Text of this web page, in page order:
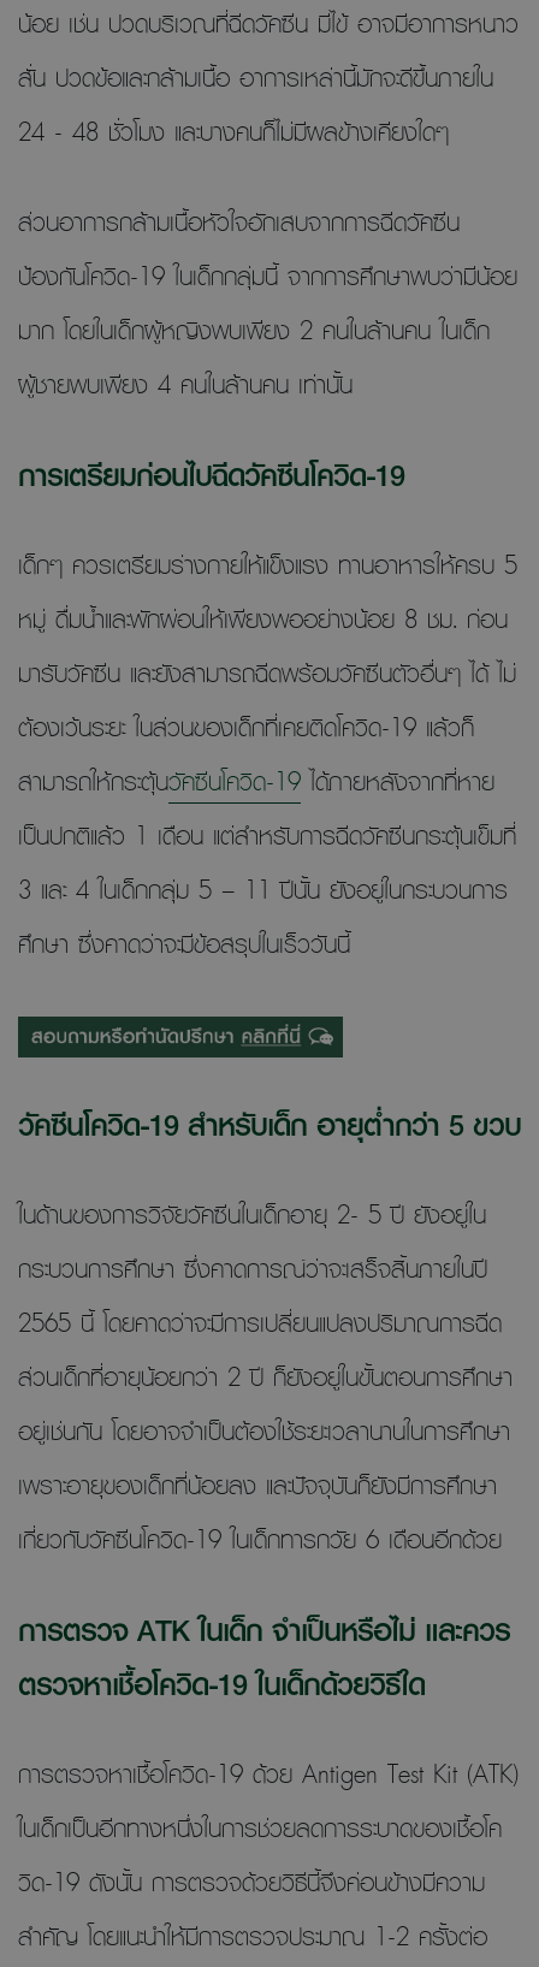
น้อย เช่น ปวดบริเวณที่ฉีดวัคซีน มีไข้ อาจมีอาการหนาว
สั่น ปวดข้อและกล้ามเนื้อ อาการเหล่านี้มักจะดีขึ้นภายใน
24 - 48 ชั่วโมง และบางคนก็ไม่มีผลข้างเคียงใดๆ
ส่วนอาการกล้ามเนื้อหัวใจอักเสบจากการฉีดวัคซีน
ป้องกันโควิด-19 ในเด็กกลุ่มนี้ จากการศึกษาพบว่ามีน้อย
มาก โดยในเด็กผู้หญิงพบเพียง 2 คนในล้านคน ในเด็ก
ผู้ชายพบเพียง 4 คนในล้านคน เท่านั้น
การเตรียมก่อนไปฉีดวัคซีนโควิด-19
เด็กๆ ควรเตรียมร่างกายให้แข็งแรง ทานอาหารให้ครบ 5
หมู่ ดื่มน้ำและพักผ่อนให้เพียงพออย่างน้อย 8 ชม. ก่อน
มารับวัคซีน และยังสามารถฉีดพร้อมวัคซีนตัวอื่นๆ ได้ ไม่
ต้องเว้นระยะ ในส่วนของเด็กที่เคยติดโควิด-19 แล้วก็
สามารถให้กระตุ้นวัคซีนโควิด-19ได้ภายหลังจากที่หาย
เป็นปกติแล้ว 1 เดือน แต่สำหรับการฉีดวัคซีนกระตุ้นเข็มที่
3 และ 4 ในเด็กกลุ่ม 5 – 11 ปีนั้น ยังอยู่ในกระบวนการ
ศึกษา ซึ่งคาดว่าจะมีข้อสรุปในเร็ววันนี้
วัคซีนโควิด-19 สำหรับเด็ก อายุต่ำกว่า 5 ขวบ
ในด้านของการวิจัยวัคซีนในเด็กอายุ 2- 5 ปี ยังอยู่ใน
กระบวนการศึกษา ซึ่งคาดการณ์ว่าจะเสร็จสิ้นภายในปี
2565 นี้ โดยคาดว่าจะมีการเปลี่ยนแปลงปริมาณการฉีด
ส่วนเด็กที่อายุน้อยกว่า 2 ปี ก็ยังอยู่ในขั้นตอนการศึกษา
อยู่เช่นกัน โดยอาจจำเป็นต้องใช้ระยะเวลานานในการศึกษา
เพราะอายุของเด็กที่น้อยลง และปัจจุบันก็ยังมีการศึกษา
เกี่ยวกับวัคซีนโควิด-19 ในเด็กทารกวัย 6 เดือนอีกด้วย
การตรวจ ATK ในเด็ก จำเป็นหรือไม่ และควร
ตรวจหาเชื้อโควิด-19 ในเด็กด้วยวิธีใด
การตรวจหาเชื้อโควิด-19 ด้วย Antigen Test Kit (ATK)
ในเด็กเป็นอีกทางหนึ่งในการช่วยลดการระบาดของเชื้อโค
วิด-19 ดังนั้น การตรวจด้วยวิธีนี้จึงค่อนข้างมีความ
สำคัญ โดยแนะนำให้มีการตรวจประมาณ 1-2 ครั้งต่อ